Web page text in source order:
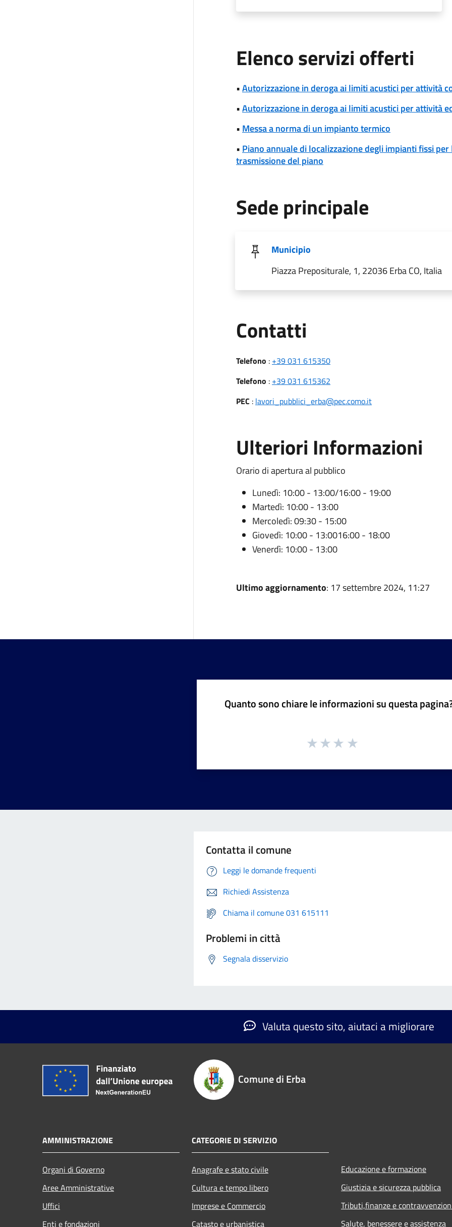
Elenco servizi offerti
•Autorizzazione in deroga ai limiti acustici per attività
•Autorizzazione in deroga ai limiti acustici per attività
• Messa a norma di un impianto termico
• Piano annuale di localizzazione degli impianti fissi
trasmissione del piano
Sede principale
Municipio
Piazza Prepositurale, 1, 22036 Erba CO, Italia
Contatti
Telefono : +39 031 615350
Telefono : +39 031 615362
PEC : lavori_pubblici_erba@pec.como.it
Ulteriori Informazioni
Orario di apertura al pubblico
Lunedì: 10:00 - 13:00/16:00 - 19:00
Martedì: 10:00 - 13:00
Mercoledì: 09:30 - 15:00
Giovedì: 10:00 - 13:0016:00 - 18:00
Venerdì: 10:00 - 13:00
Ultimo aggiornamento: 17 settembre 2024, 11:27
Quanto sono chiare le informazioni su questa
Contatta il comune
Leggi le domande frequenti
Richiedi Assistenza
Chiama il comune 031 615111
Problemi in città
Segnala disservizio
Valuta questo sito, aiutaci a migliorare
Comune di Erba
AMMINISTRAZIONE
Organi di Governo
Aree Amministrative
Uffici
Enti e fondazioni
CATEGORIE DI SERVIZIO
Anagrafe e stato civile
Cultura e tempo libero
Imprese e Commercio
Catasto e urbanistica
Educazione e formazione
Giustizia e sicurezza pubblica
Tributi,finanze e
Salute, benessere e assistenza